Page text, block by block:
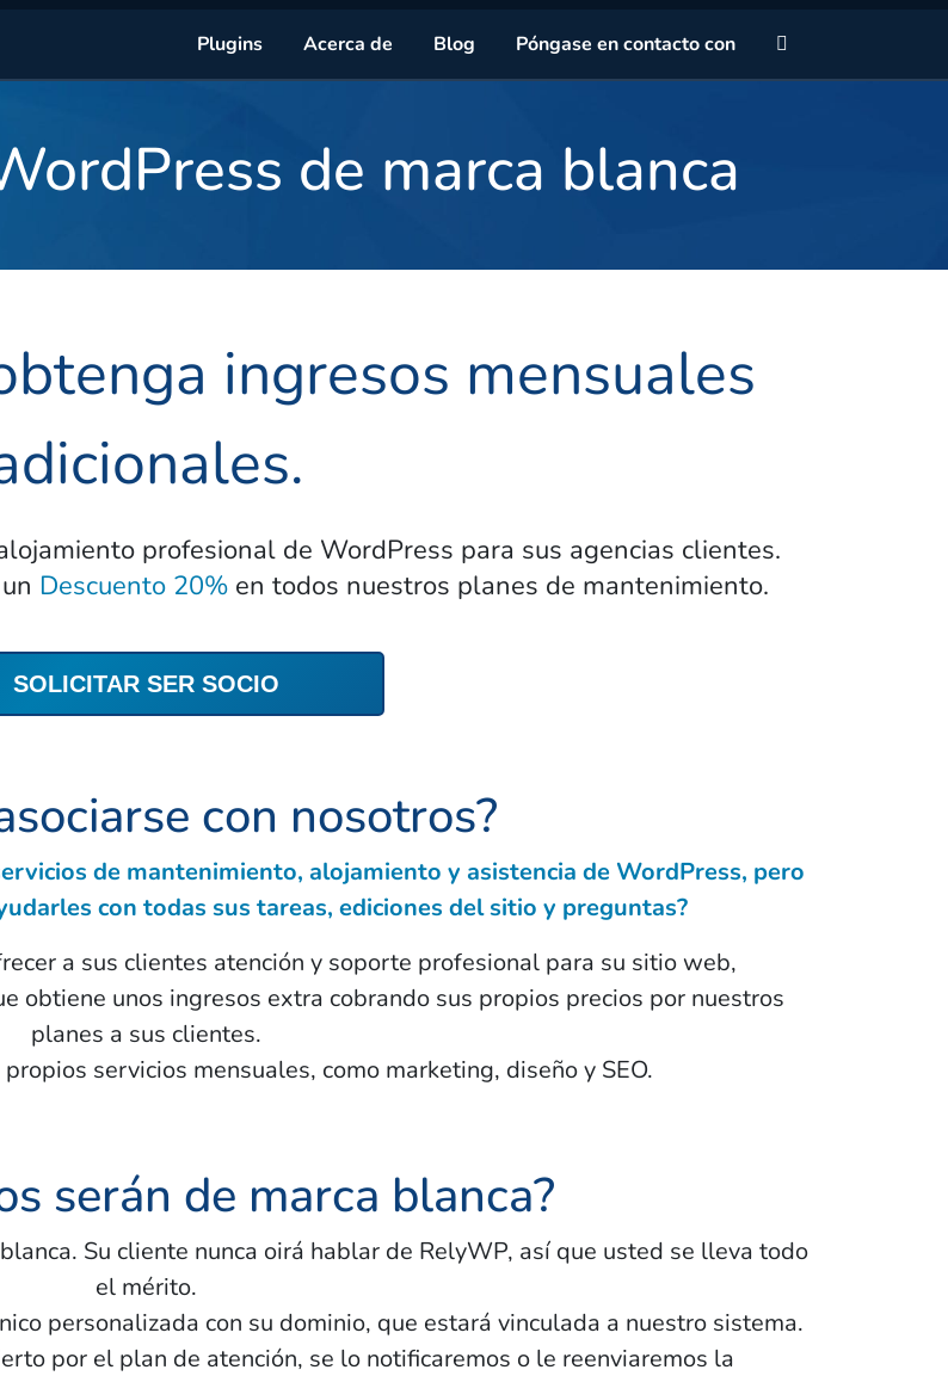
Plugins Acerca de Blog Póngase en contacto con
de marca blanca
ingresos mensuales
profesional de WordPress para sus agencias clientes.
Descuento 20% en todos nuestros planes de mantenimiento.
SOLICITAR SER SOCIO
con nosotros?
de mantenimiento, alojamiento y asistencia de WordPress, pero
con todas sus tareas, ediciones del sitio y preguntas?
a sus clientes atención y soporte profesional para su sitio web,
obtiene unos ingresos extra cobrando sus propios precios por nuestros
planes a sus clientes.
servicios mensuales, como marketing, diseño y SEO.
serán de marca blanca?
Su cliente nunca oirá hablar de RelyWP, así que usted se lleva todo
el mérito.
personalizada con su dominio, que estará vinculada a nuestro sistema.
por el plan de atención, se lo notificaremos o le reenviaremos la